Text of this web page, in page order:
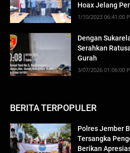
Hoax Jelang
1/10/2023 06:41:00
Dengan
Serahkan
Gurah
3/07/2026 01:06:00
BERITA TERPOPULER
Polres Jember
Tersangka
Berikan